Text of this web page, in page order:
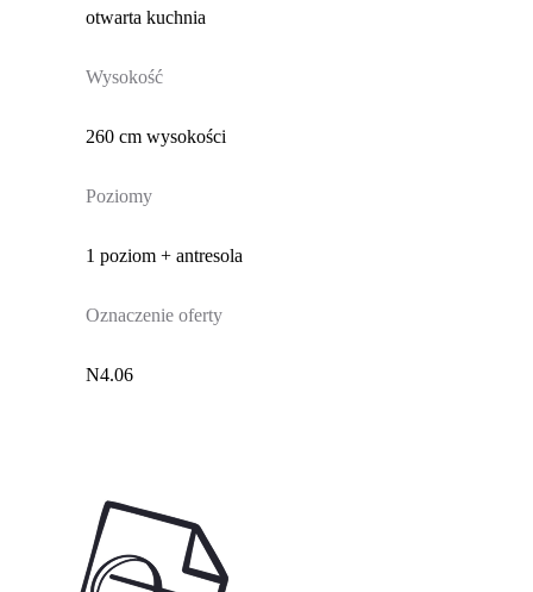
otwarta kuchnia
Wysokość
260 cm wysokości
Poziomy
1 poziom + antresola
Oznaczenie oferty
N4.06